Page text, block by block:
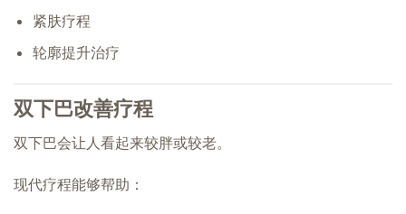
紧肤疗程
轮廓提升治疗
双下巴改善疗程
双下巴会让人看起来较胖或较老。
现代疗程能够帮助：